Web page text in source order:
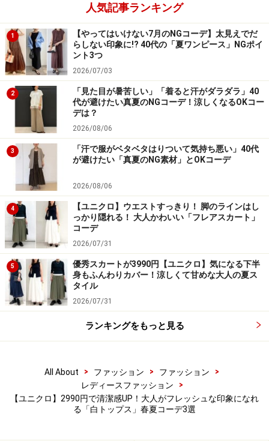
3. 透かし編みがフェミニン！大人女性にい
ちおし「半袖ニット」
フェミニンに着られるサマーニット 出典：StyleHint
きれいめな着こなしが好みなら、「ポインテールクルー
ネックセーター／ウォッシャブル」（税込2990円）がい
ちおしです。程よいフィット感のあるショート丈のシル
エットで、パンツにもスカートにも合わせやすいのが
◎。コットン100％素材で、素肌に触れても気持ちよく
着られます。
ギャザーが入ったボリュームのあるスリーブや透かし編
みの生地など、どこかヴィンテージライクでフェミニン
な雰囲気が楽しめるのがポイント。カラバリは写真のオ
フホワイト、レッド、ベージュ、ネイビーの計4色で
す。
ボトムスには、4月中旬発売の黒の「イージーワイドパ
上げています。
同じ「白トップス」でも着こなし方によって印象が変わ
人気記事ランキング
1
【やってはいけない7月のNGコーデ】太見えでだ
らしない印象に!? 40代の「夏ワンピース」NGポイ
ント3つ
2026/07/03
2
「見た目が暑苦しい」「着ると汗がダラダラ」40
代が避けたい真夏のNGコーデ！涼しくなるOKコー
デは？
2026/08/06
3
「汗で服がベタベタはりついて気持ち悪い」40代
が避けたい「真夏のNG素材」とOKコーデ
2026/08/06
4
【ユニクロ】ウエストすっきり！ 脚のラインはし
っかり隠れる！ 大人かわいい「フレアスカート」
コーデ
2026/07/31
5
優秀スカートが3990円【ユニクロ】気になる下半
身もふんわりカバー！涼しくて甘めな大人の夏ス
タイル
2026/07/31
ランキングをもっと見る
All About > ファッション > ファッション
>
レディースファッション
>
【ユニクロ】2990円で清潔感UP！大人がフレッシュな印象になれ
る「白トップス」春夏コーデ3選